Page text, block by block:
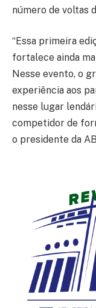
número de voltas
“Essa primeira
fortalece ainda
Nesse evento, o
experiência aos
nesse lugar
competidor de
o presidente da